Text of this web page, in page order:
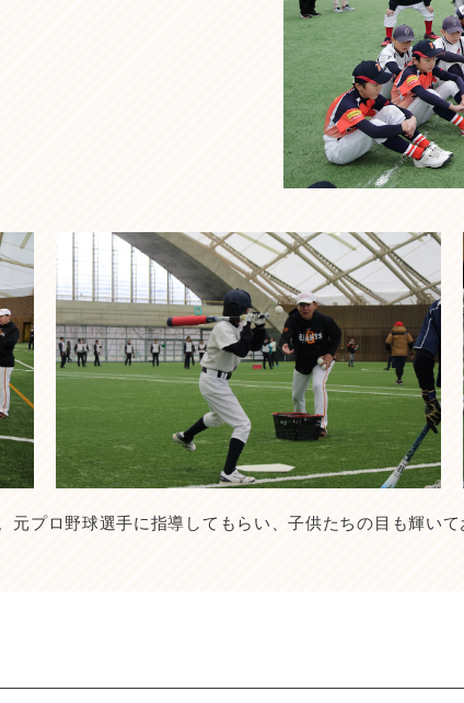
プロ野球選手に指導してもらい、子供たちの目も輝いて